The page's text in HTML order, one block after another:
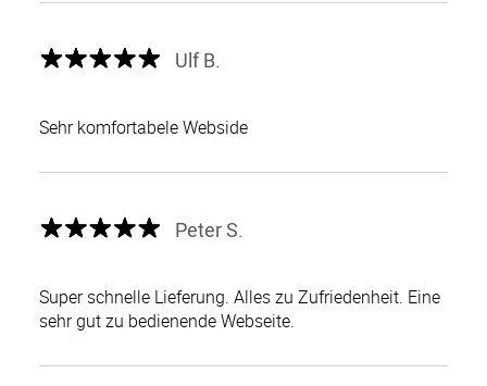
Ulf B.
Sehr komfortabele Webside
Peter S.
Super schnelle Lieferung. Alles zu Zufriedenheit. Eine
sehr gut zu bedienende Webseite.